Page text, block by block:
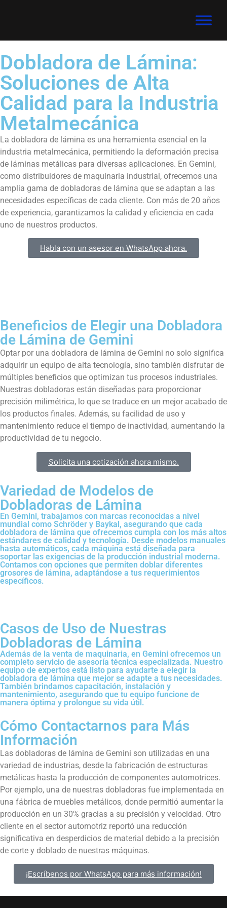
Dobladora de Lámina:
Soluciones de Alta
Calidad para la Industria
Metalmecánica
La dobladora de lámina es una herramienta esencial en la
industria metalmecánica, permitiendo la deformación precisa
de láminas metálicas para diversas aplicaciones. En Gemini,
como distribuidores de maquinaria industrial, ofrecemos una
amplia gama de dobladoras de lámina que se adaptan a las
necesidades específicas de cada cliente. Con más de 20 años
de experiencia, garantizamos la calidad y eficiencia en cada
uno de nuestros productos.
Habla con un asesor en WhatsApp ahora.
Beneficios de Elegir una Dobladora
de Lámina de Gemini
Optar por una dobladora de lámina de Gemini no solo significa
adquirir un equipo de alta tecnología, sino también disfrutar de
múltiples beneficios que optimizan tus procesos industriales.
Nuestras dobladoras están diseñadas para proporcionar
precisión milimétrica, lo que se traduce en un mejor acabado de
los productos finales. Además, su facilidad de uso y
mantenimiento reduce el tiempo de inactividad, aumentando la
productividad de tu negocio.
Solicita una cotización ahora mismo.
Variedad de Modelos de
Dobladoras de Lámina​
En Gemini, trabajamos con marcas reconocidas a nivel
mundial como Schröder y Baykal, asegurando que cada
dobladora de lámina que ofrecemos cumpla con los más altos
estándares de calidad y tecnología. Desde modelos manuales
hasta automáticos, cada máquina está diseñada para
soportar las exigencias de la producción industrial moderna.
Contamos con opciones que permiten doblar diferentes
grosores de lámina, adaptándose a tus requerimientos
específicos.
Casos de Uso de Nuestras
Dobladoras de Lámina
Además de la venta de maquinaria, en Gemini ofrecemos un
completo servicio de asesoría técnica especializada. Nuestro
equipo de expertos está listo para ayudarte a elegir la
dobladora de lámina que mejor se adapte a tus necesidades.
También brindamos capacitación, instalación y
mantenimiento, asegurando que tu equipo funcione de
manera óptima y prolongue su vida útil.
Cómo Contactarnos para Más
Información
Las dobladoras de lámina de Gemini son utilizadas en una
variedad de industrias, desde la fabricación de estructuras
metálicas hasta la producción de componentes automotrices.
Por ejemplo, una de nuestras dobladoras fue implementada en
una fábrica de muebles metálicos, donde permitió aumentar la
producción en un 30% gracias a su precisión y velocidad. Otro
cliente en el sector automotriz reportó una reducción
significativa en desperdicios de material debido a la precisión
de corte y doblado de nuestras máquinas.
¡Escríbenos por WhatsApp para más información!